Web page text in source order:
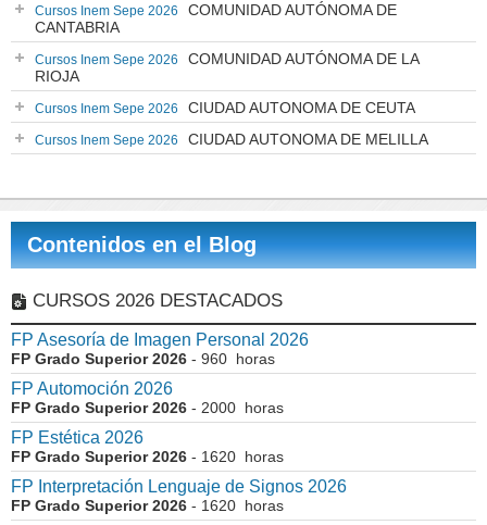
Cursos Inem Sepe 2026
COMUNIDAD AUTÓNOMA DE
CANTABRIA
Cursos Inem Sepe 2026
COMUNIDAD AUTÓNOMA DE LA
RIOJA
Cursos Inem Sepe 2026 CIUDAD AUTONOMA DE CEUTA
Cursos Inem Sepe 2026 CIUDAD AUTONOMA DE MELILLA
Contenidos en el Blog
CURSOS 2026 DESTACADOS
FP Asesoría de Imagen Personal 2026
FP Grado Superior 2026 - 960 horas
FP Automoción 2026
FP Grado Superior 2026 - 2000 horas
FP Estética 2026
FP Grado Superior 2026 - 1620 horas
FP Interpretación Lenguaje de Signos 2026
FP Grado Superior 2026 - 1620 horas